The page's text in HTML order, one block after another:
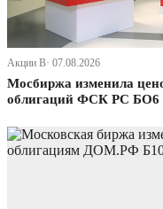
Акции В· 07.08.2026
Мосбиржа изменила
облигаций ФСК РС БО6